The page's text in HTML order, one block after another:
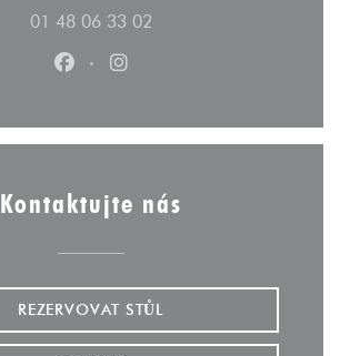
01 48 06 33 02
Facebook ((otevře se v novém
Instagram ((otevře se v
Kontaktujte nás
REZERVOVAT STŮL